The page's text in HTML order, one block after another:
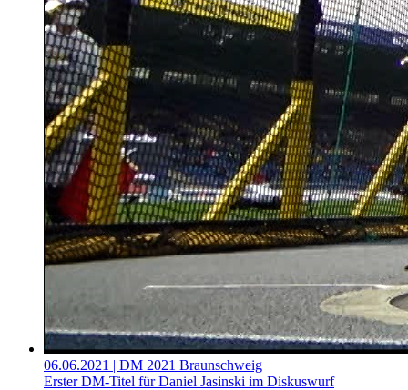
06.06.2021 | DM 2021 Braunschweig
Erster DM-Titel für Daniel Jasinski im Diskuswurf